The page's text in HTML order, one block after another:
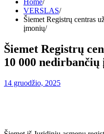
Home
VERSLAS
Šiemet Registrų centras
įmonių
Šiemet Registrų
10 000 nedirbančių
14 gruodžio, 2025